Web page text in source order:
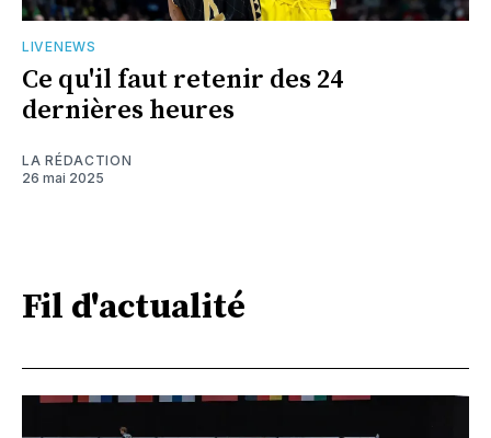
LIVENEWS
Ce qu'il faut retenir des 24
dernières heures
LA RÉDACTION
26 mai 2025
Fil d'actualité